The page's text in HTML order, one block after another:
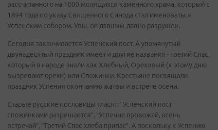
рассчитанного на 1000 молящихся каменного храма, который с
1894 года по указу Священного Синода стал именоваться
Успенским собором. Увы, он давным-давно разрушен.
Сегодня заканчивается Успенский пост. А упомянутый
двунадесятый праздник имеет и другие названия - третий Спас,
который в народе знали как Хлебный, Ореховый (к этому дню
вызревают орехи) или Спожинки. Крестьяне посвящали
праздник Успения окончанию жатвы и встрече осени.
Старые русские пословицы гласят: “Успенский пост
спожинками разрешается”, “Успение провожай, осень
встречай”, “Третий Спас хлеба припас”. А поскольку к Успению